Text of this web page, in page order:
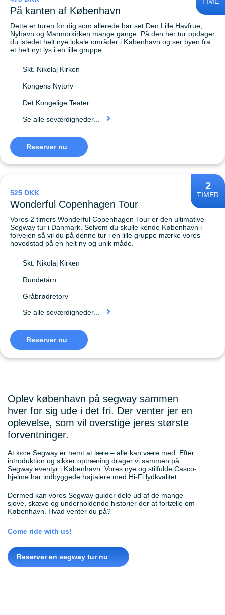
På kanten af København
Dette er turen for dig som allerede har set Den Lille Havfrue,
Nyhavn og Marmorkirken mange gange. På den her tur opdager
du istedet helt nye lokale områder i København og ser byen fra
et helt nyt lys i en lille gruppe.
Skt. Nikolaj Kirken
Kongens Nytorv
Det Kongelige Teater
Se alle seværdigheder...
Reserver nu
2
TIMER
525 DKK
Wonderful Copenhagen Tour
Vores 2 timers Wonderful Copenhagen Tour er den ultimative
Segway tur i Danmark. Selvom du skulle kende København i
forvejen så vil du på denne tur i en lille gruppe mærke vores
hovedstad på en helt ny og unik måde.
Skt. Nikolaj Kirken
Rundetårn
Gråbrødretorv
Se alle seværdigheder...
Reserver nu
Oplev københavn på segway sammen
hver for sig ude i det fri. Der venter jer en
oplevelse, som vil overstige jeres største
forventninger.
At køre Segway er nemt at lære – alle kan være med. Efter
introduktion og sikker optræning drager vi sammen på
Segway eventyr i København. Vores nye og stilfulde Casco-
hjelme har indbyggede højtalere med Hi-Fi lydkvalitet.
Dermed kan vores Segway guider dele ud af de mange
sjove, skæve og underholdende historier der at fortælle om
København. Hvad venter du på?
Come ride with us!
Reserver en segway tur nu